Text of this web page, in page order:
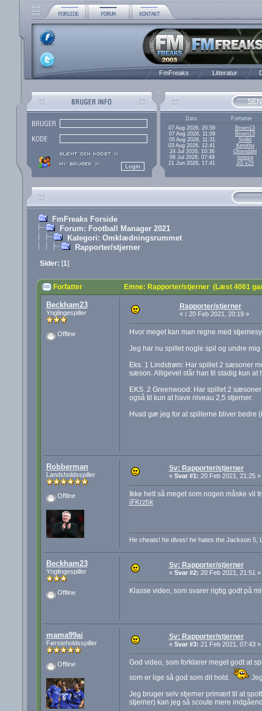
FmFreaks Litteratur
Dato
Forfatter
07 Aug 2026, 20:58
Broen13
07 Aug 2026, 11:09
Broen13
05 Aug 2026, 11:31
Snilld
03 Aug 2026, 12:41
Kenitho
24 Jul 2026, 10:36
Ottendahl
06 Jul 2026, 07:49
jonesg
21 Jun 2026, 17:41
JG v25
FmFreaks Forside
Forum: Football Manager 2021
Kategori: Omklædningsrummet
Rapporter/stjerner
Sider: [1]
Forfatter Emne: Rapporter/stjerner (Læst 4061
Beckham23
Ynglingespiller
Offline
Rapporter/stjerner
« : 20 Feb 2021, 20:19 »
Hvor meget kan man regne med
Jeg har nu spillet nogle spil og undre
Eks. 1 Lindstrøm: Har spillet 2 sæsoner
sæson. Alligevel står han til stadig kun at
EKS. 2 Greenwood: Har spillet 2
også til kun at have niveau 2,5 stjerner.
Hvad gør jeg for at spillerne bliver bedre
Robberman
Landsholdsspiller
Offline
Sv: Rapporter/stjerner
« Svar #1: 20 Feb 2021, 21:25 »
Ikke helt så meget som nogen måske vil
iFKrzhk
He cheats! he dives! he hates the Jackson 5,
Beckham23
Ynglingespiller
Offline
Sv: Rapporter/stjerner
« Svar #2: 20 Feb 2021, 21:51 »
Klasse video, som svarer rigtig godt på
mama99ai
Førsteholdsspiller
Offline
Sv: Rapporter/stjerner
« Svar #3: 21 Feb 2021, 07:43 »
God video, som forklarer meget godt at
som er lige så god som dit hold.
Jeg bruger selv stjerner primært til at
stjerner) kan jeg så scoute mere